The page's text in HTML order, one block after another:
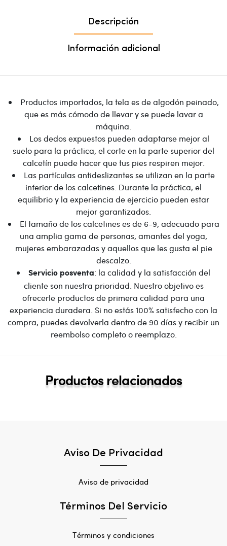
Descripción
Información adicional
Productos importados, la tela es de algodón peinado,
que es más cómodo de llevar y se puede lavar a
máquina.
Los dedos expuestos pueden adaptarse mejor al
suelo para la práctica, el corte en la parte superior del
calcetín puede hacer que tus pies respiren mejor.
Las partículas antideslizantes se utilizan en la parte
inferior de los calcetines. Durante la práctica, el
equilibrio y la experiencia de ejercicio pueden estar
mejor garantizados.
El tamaño de los calcetines es de 6-9, adecuado para
una amplia gama de personas, amantes del yoga,
mujeres embarazadas y aquellos que les gusta el pie
descalzo.
Servicio posventa: la calidad y la satisfacción del
cliente son nuestra prioridad. Nuestro objetivo es
ofrecerle productos de primera calidad para una
experiencia duradera. Si no estás 100% satisfecho con la
compra, puedes devolverla dentro de 90 días y recibir un
reembolso completo o reemplazo.
Productos relacionados
Aviso De Privacidad
Aviso de privacidad
Términos Del Servicio
Términos y condiciones